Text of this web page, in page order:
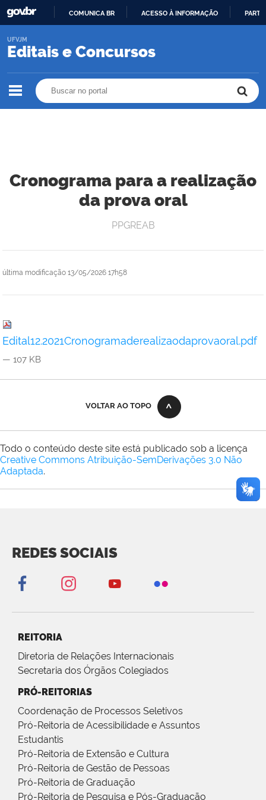
O
COMUNICA BR ACESSO À INFORMAÇÃO
Editais e Concursos
UFVJM
Cronograma para a realização
da prova oral
última modificação 13/05/2026 17h58
PPGREAB
Edital12.2021Cronogramaderealizaodaprovaoral.pdf
— 107 KB
VOLTAR AO TOPO
Todo o conteúdo deste site está publicado sob a licença
Creative Commons Atribuição-SemDerivações 3.0 Não
Adaptada.
REDES SOCIAIS
REITORIA
Diretoria de Relações Internacionais
Secretaria dos Órgãos Colegiados
PRÓ-REITORIAS
Coordenação de Processos Seletivos
Pró-Reitoria de Acessibilidade e Assuntos
Estudantis
Pró-Reitoria de Extensão e Cultura
Pró-Reitoria de Gestão de Pessoas
Pró-Reitoria de Graduação
Pró-Reitoria de Pesquisa e Pós-Graduação